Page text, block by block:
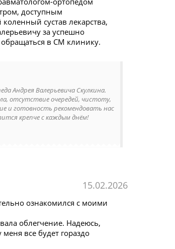
доступным
сустав лекарства,
за успешно
в СМ клинику.
Андрея Валерьевича Скулкина.
отсутствие очередей, чистоту,
и готовность рекомендовать нас
крепче с каждым днём!
15.02.2026
ознакомился с моими
облегчение. Надеюсь,
все будет гораздо